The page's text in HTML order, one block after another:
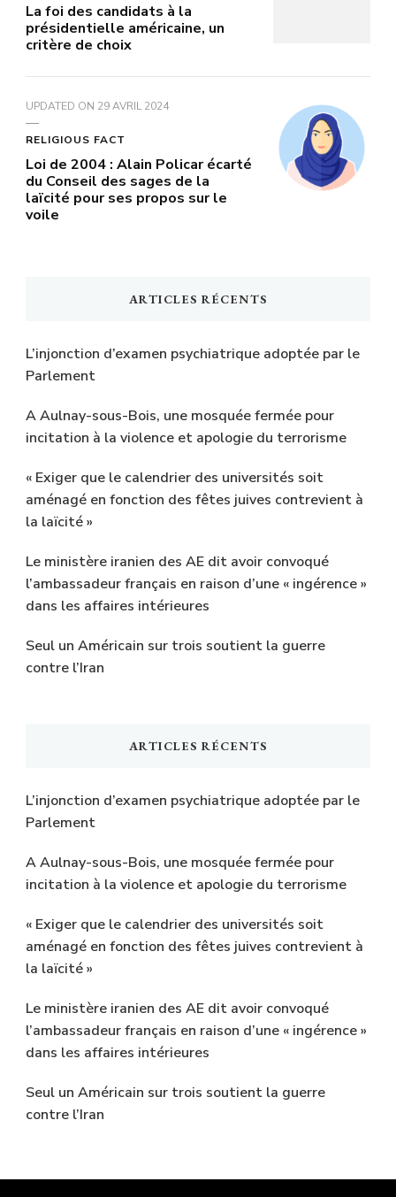
La foi des candidats à la
présidentielle américaine, un
critère de choix
UPDATED ON 29 AVRIL 2024
RELIGIOUS FACT
Loi de 2004 : Alain Policar écarté
du Conseil des sages de la
laïcité pour ses propos sur le
voile
ARTICLES RÉCENTS
L’injonction d’examen psychiatrique adoptée par le
Parlement
A Aulnay-sous-Bois, une mosquée fermée pour
incitation à la violence et apologie du terrorisme
« Exiger que le calendrier des universités soit
aménagé en fonction des fêtes juives contrevient à
la laïcité »
Le ministère iranien des AE dit avoir convoqué
l’ambassadeur français en raison d’une « ingérence »
dans les affaires intérieures
Seul un Américain sur trois soutient la guerre
contre l’Iran
ARTICLES RÉCENTS
L’injonction d’examen psychiatrique adoptée par le
Parlement
A Aulnay-sous-Bois, une mosquée fermée pour
incitation à la violence et apologie du terrorisme
« Exiger que le calendrier des universités soit
aménagé en fonction des fêtes juives contrevient à
la laïcité »
Le ministère iranien des AE dit avoir convoqué
l’ambassadeur français en raison d’une « ingérence »
dans les affaires intérieures
Seul un Américain sur trois soutient la guerre
contre l’Iran